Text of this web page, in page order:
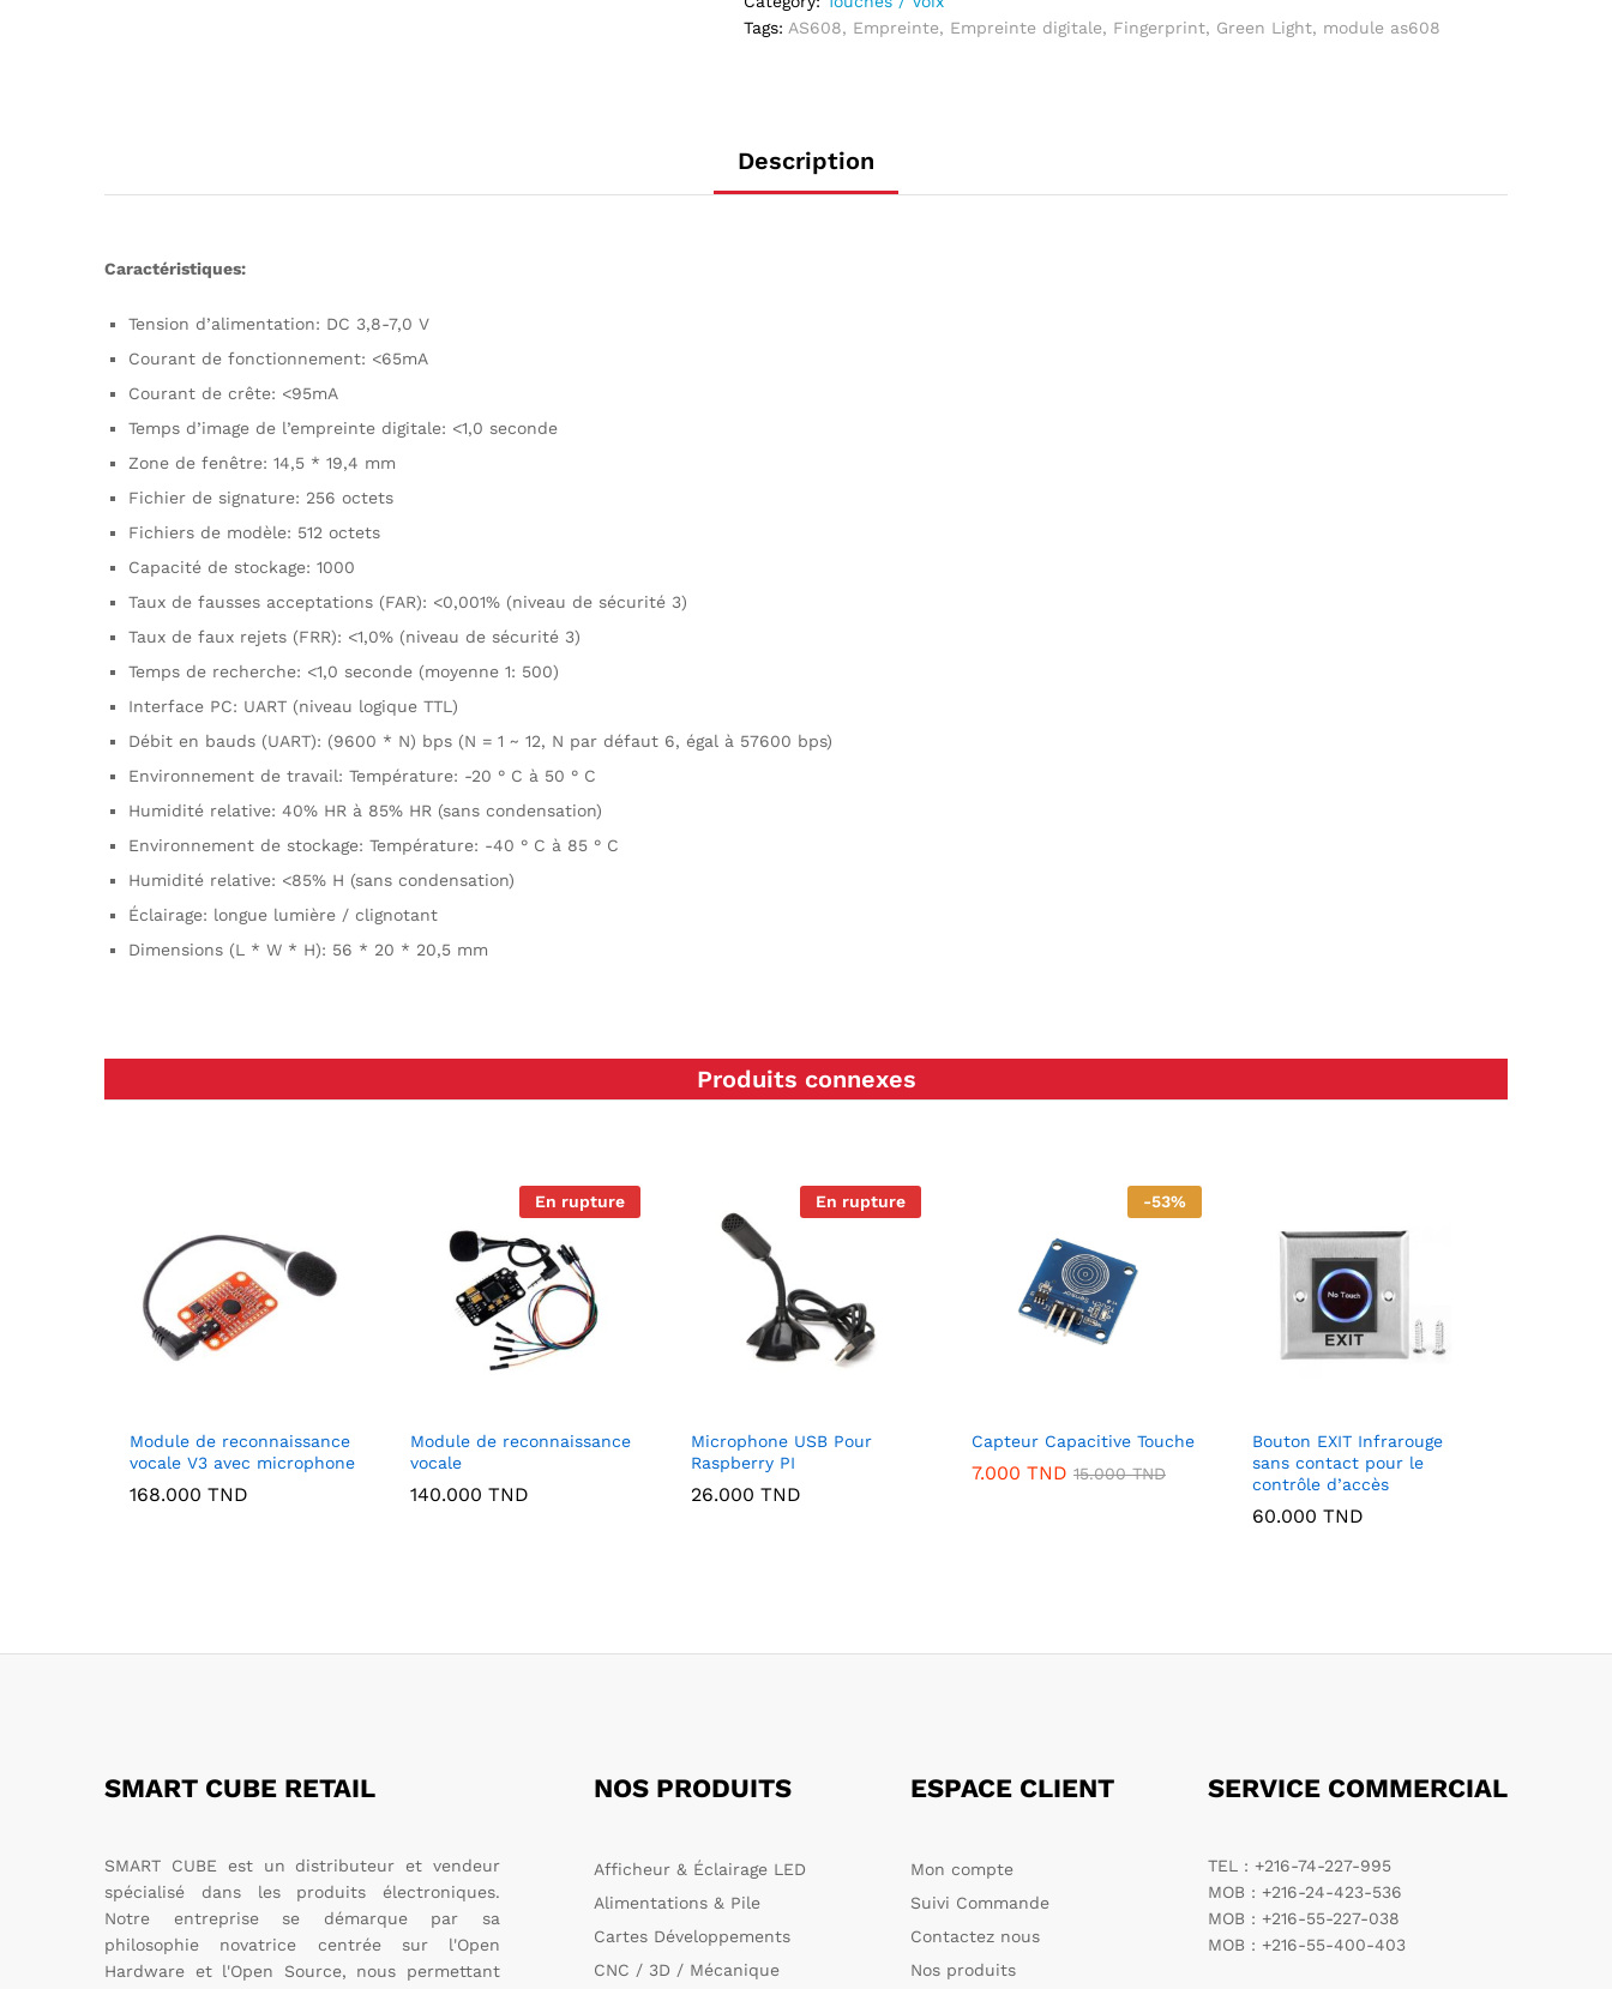
Pour
Arduino
Tags:AS608, Empreinte, Empreinte digitale, Fingerprint, Green Light, module as608
Description
Caractéristiques:
Tension d’alimentation: DC 3,8-7,0 V
Courant de fonctionnement: <65mA
Courant de crête: <95mA
Temps d’image de l’empreinte digitale: <1,0 seconde
Zone de fenêtre: 14,5 * 19,4 mm
Fichier de signature: 256 octets
Fichiers de modèle: 512 octets
Capacité de stockage: 1000
Taux de fausses acceptations (FAR): <0,001% (niveau de sécurité 3)
Taux de faux rejets (FRR): <1,0% (niveau de sécurité 3)
Temps de recherche: <1,0 seconde (moyenne 1: 500)
Interface PC: UART (niveau logique TTL)
Débit en bauds (UART): (9600 * N) bps (N = 1 ~ 12, N par défaut 6, égal à 57600 bps)
Environnement de travail: Température: -20 ° C à 50 ° C
Humidité relative: 40% HR à 85% HR (sans condensation)
Environnement de stockage: Température: -40 ° C à 85 ° C
Humidité relative: <85% H (sans condensation)
Éclairage: longue lumière / clignotant
Dimensions (L * W * H): 56 * 20 * 20,5 mm
Produits connexes
Module de reconnaissance
vocale V3 avec microphone
168.000 TND
En rupture
Module de reconnaissance
vocale
140.000 TND
En rupture
Microphone USB Pour
Raspberry PI
26.000 TND
-53%
Capteur Capacitive Touche
7.000 TND 15.000TND
Bouton EXIT Infrarouge
sans contact pour le
contrôle d’accès
60.000 TND
SMART CUBE RETAIL
SMART CUBE est un distributeur et vendeur
spécialisé dans les produits électroniques.
Notre entreprise se démarque par sa
philosophie novatrice centrée sur l'Open
Hardware et l'Open Source, nous permettant
NOS PRODUITS
Afficheur & Éclairage LED
Alimentations & Pile
Cartes Développements
CNC / 3D / Mécanique
ESPACE CLIENT
Mon compte
Suivi Commande
Contactez nous
Nos produits
SERVICE COMMERCIAL
TEL : +216-74-227-995
MOB : +216-24-423-536
MOB : +216-55-227-038
MOB : +216-55-400-403